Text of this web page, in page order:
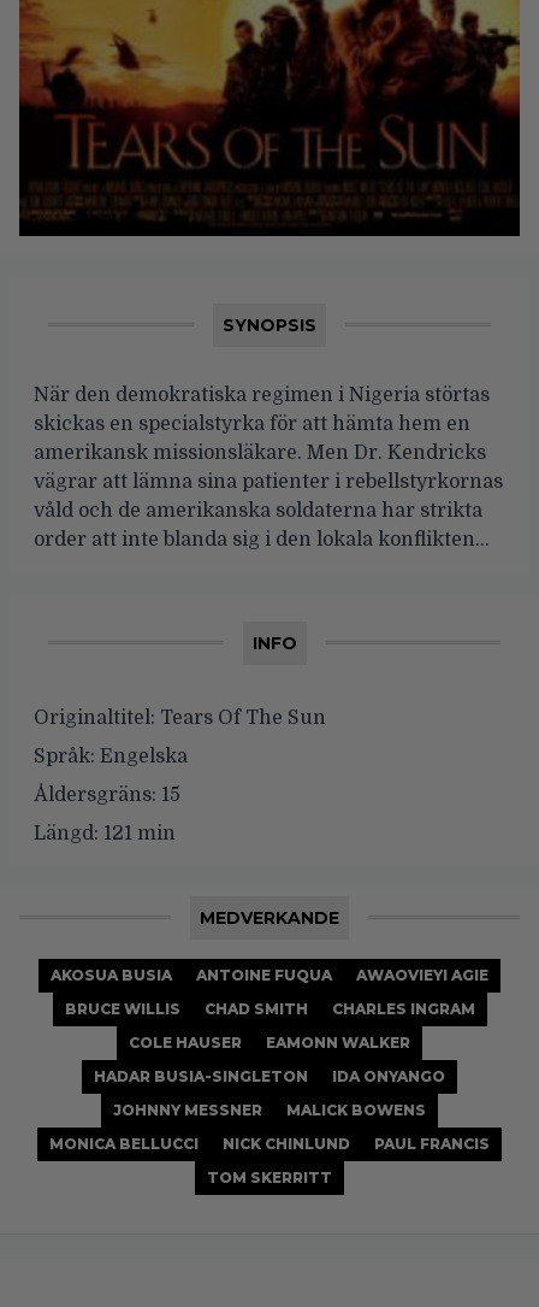
SYNOPSIS
När den demokratiska regimen i Nigeria störtas
skickas en specialstyrka för att hämta hem en
amerikansk missionsläkare. Men Dr. Kendricks
vägrar att lämna sina patienter i rebellstyrkornas
våld och de amerikanska soldaterna har strikta
order att inte blanda sig i den lokala konflikten…
INFO
Originaltitel: Tears Of The Sun
Språk: Engelska
Åldersgräns: 15
Längd: 121 min
MEDVERKANDE
AKOSUA BUSIA ANTOINE FUQUA
AWAOVIEYI AGIE
BRUCE WILLIS
CHAD SMITH
CHARLES INGRAM
COLE HAUSER
EAMONN WALKER
HADAR BUSIA-SINGLETON
IDA ONYANGO
JOHNNY MESSNER
MALICK BOWENS
MONICA BELLUCCI
NICK CHINLUND
PAUL FRANCIS
TOM SKERRITT